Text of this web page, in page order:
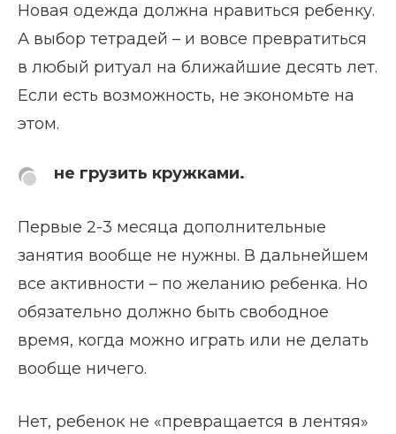
Новая одежда должна нравиться ребенку.
А выбор тетрадей – и вовсе превратиться
в любый ритуал на ближайшие десять лет.
Если есть возможность, не экономьте на
этом.
не грузить кружками.
Первые 2-3 месяца дополнительные
занятия вообще не нужны. В дальнейшем
все активности – по желанию ребенка. Но
обязательно должно быть свободное
время, когда можно играть или не делать
вообще ничего.
Нет, ребенок не «превращается в лентяя»